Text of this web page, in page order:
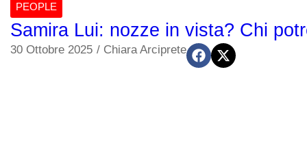
PEOPLE
Samira Lui: nozze in vista? Chi
30 Ottobre 2025 / Chiara Arciprete